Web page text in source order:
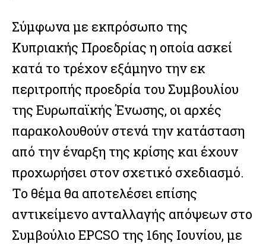
Σύμφωνα με εκπρόσωπο της
Κυπριακής Προεδρίας η οποία ασκεί
κατά το τρέχον εξάμηνο την εκ
περιτροπής προεδρία του Συμβουλίου
της Ευρωπαϊκής Ένωσης, οι αρχές
παρακολουθούν στενά την κατάσταση
από την έναρξη της κρίσης και έχουν
προχωρήσει στον σχετικό σχεδιασμό.
Το θέμα θα αποτελέσει επίσης
αντικείμενο ανταλλαγής απόψεων στο
Συμβούλιο EPCSO της 16ης Ιουνίου, με